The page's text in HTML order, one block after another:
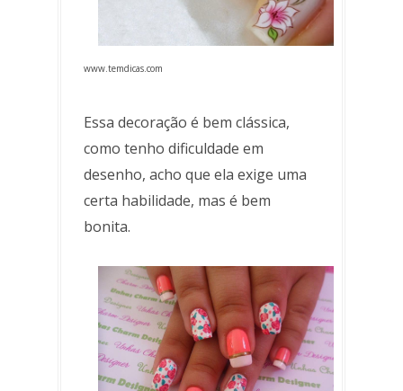
www.temdicas.com
Essa decoração é bem clássica,
como tenho dificuldade em
desenho, acho que ela exige uma
certa habilidade, mas é bem
bonita.